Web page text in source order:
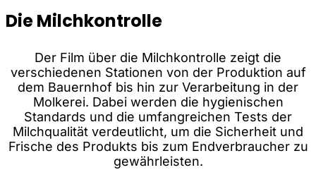
Die Milchkontrolle
Der Film über die Milchkontrolle zeigt die
verschiedenen Stationen von der Produktion auf
dem Bauernhof bis hin zur Verarbeitung in der
Molkerei. Dabei werden die hygienischen
Standards und die umfangreichen Tests der
Milchqualität verdeutlicht, um die Sicherheit und
Frische des Produkts bis zum Endverbraucher zu
gewährleisten.